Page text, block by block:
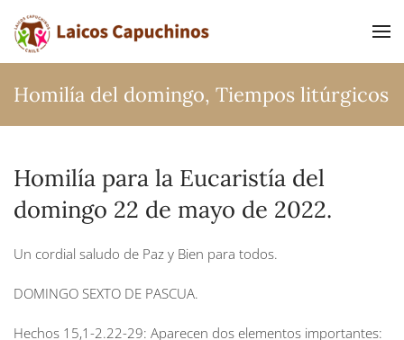
Ir al contenido principal
Homilía del domingo, Tiempos litúrgicos
Homilía para la Eucaristía del
domingo 22 de mayo de 2022.
Un cordial saludo de Paz y Bien para todos.
DOMINGO SEXTO DE PASCUA.
Hechos 15,1-2.22-29: Aparecen dos elementos importantes: